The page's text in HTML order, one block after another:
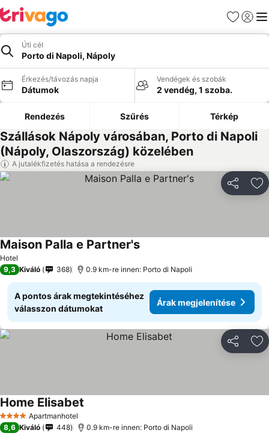
Kedvencek
Úti cél
Porto di Napoli, Nápoly
Érkezés/távozás napja
Dátumok
Vendégek és szobák
2 vendég, 1 szoba.
Rendezés Szűrés Térkép
Szállások Nápoly városában, Porto di Napoli
(Nápoly, Olaszország) közelében
A jutalékfizetés hatása a rendezésre
Hotel
Maison Palla e Partner'sÁrak megjelenítése
9,3 Kiváló 368 0.9 km-re innen: Porto di Napoli
A pontos árak megtekintéséhez
válasszon dátumokat
Árak megjelenítése
4 KategóriaApartmanhotel
Home Elisabet
8,6 Kiváló 448 0.9 km-re innen: Porto di Napoli